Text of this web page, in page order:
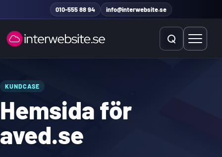
Hoppa till innehåll010-555 88 94 info@interwebsite.se
Öppna sökÖppna
Sök på hela sidan
Sök efter:
KUNDCASE
Hemsida för
aved.se